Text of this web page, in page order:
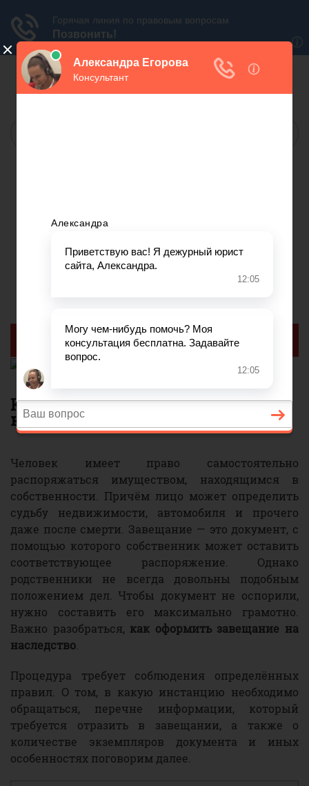
МЫ В СОЦ.СЕТЯХ
Реклама
Как правильно оформить и
написать завещание
Человек имеет право самостоятельно
распоряжаться имуществом, находящимся в
собственности. Причём лицо может определить
судьбу недвижимости, автомобиля и прочего
даже после смерти. Завещание — это документ, с
помощью которого собственник может оставить
соответствующее распоряжение. Однако
родственники не всегда довольны подобным
положением дел. Чтобы документ не оспорили,
нужно составить его максимально грамотно.
Важно разобраться, как оформить завещание на
наследство
Процедура требует соблюдения определённых
правил. О том, в какую инстанцию необходимо
обращаться, перечне информации, который
требуется отразить в завещании, а также о
количестве экземпляров документа и иных
особенностях поговорим далее.